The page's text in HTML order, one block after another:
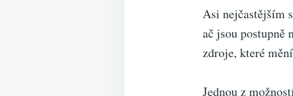
Asi nejčastějším
ač jsou postupně
zdroje, které
Jednou z